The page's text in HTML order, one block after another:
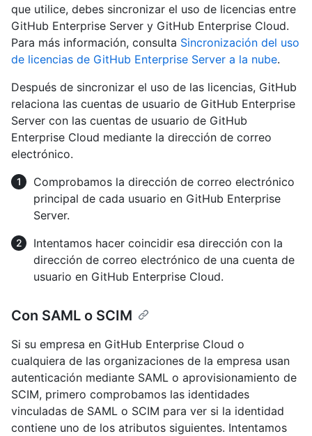
que utilice, debes sincronizar el uso de licencias entre
GitHub Enterprise Server y GitHub Enterprise Cloud.
Para más información, consulta Sincronización del uso
de licencias de GitHub Enterprise Server a la nube.
Después de sincronizar el uso de las licencias, GitHub
relaciona las cuentas de usuario de GitHub Enterprise
Server con las cuentas de usuario de GitHub
Enterprise Cloud mediante la dirección de correo
electrónico.
Comprobamos la dirección de correo electrónico
principal de cada usuario en GitHub Enterprise
Server.
Intentamos hacer coincidir esa dirección con la
dirección de correo electrónico de una cuenta de
usuario en GitHub Enterprise Cloud.
Con SAML o SCIM
Si su empresa en GitHub Enterprise Cloud o
cualquiera de las organizaciones de la empresa usan
autenticación mediante SAML o aprovisionamiento de
SCIM, primero comprobamos las identidades
vinculadas de SAML o SCIM para ver si la identidad
contiene uno de los atributos siguientes. Intentamos